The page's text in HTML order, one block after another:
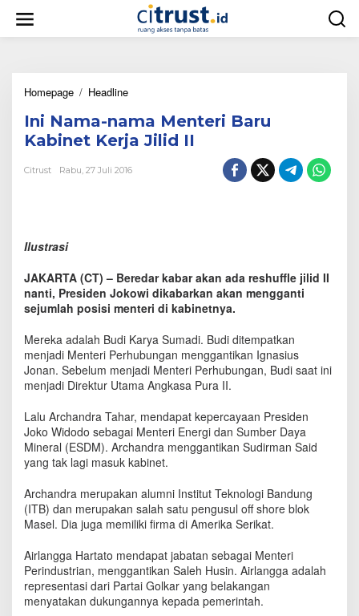
w
Homepage / Headline
i
N
a
m
a
e
n
t
r
i
B
a
r
K
a
b
i
e
t
K
r
j
a
J
Ini Nama-nama Menteri Baru
Kabinet Kerja Jilid II
Citrust Rabu, 27 Juli 2016
Ilustrasi
JAKARTA (CT) – Beredar kabar akan ada reshuffle jilid II
nanti, Presiden Jokowi dikabarkan akan mengganti
sejumlah posisi menteri di kabinetnya.
Mereka adalah Budi Karya Sumadi. Budi ditempatkan
menjadi Menteri Perhubungan menggantikan Ignasius
Jonan. Sebelum menjadi Menteri Perhubungan, Budi saat ini
menjadi Direktur Utama Angkasa Pura II.
Lalu Archandra Tahar, mendapat kepercayaan Presiden
Joko Widodo sebagai Menteri Energi dan Sumber Daya
Mineral (ESDM). Archandra menggantikan Sudirman Said
yang tak lagi masuk kabinet.
Archandra merupakan alumni Institut Teknologi Bandung
(ITB) dan merupakan salah satu pengusul off shore blok
Masel. Dia juga memiliki firma di Amerika Serikat.
Airlangga Hartato mendapat jabatan sebagai Menteri
Perindustrian, menggantikan Saleh Husin. Airlangga adalah
representasi dari Partai Golkar yang belakangan
menyatakan dukungannya kepada pemerintah.